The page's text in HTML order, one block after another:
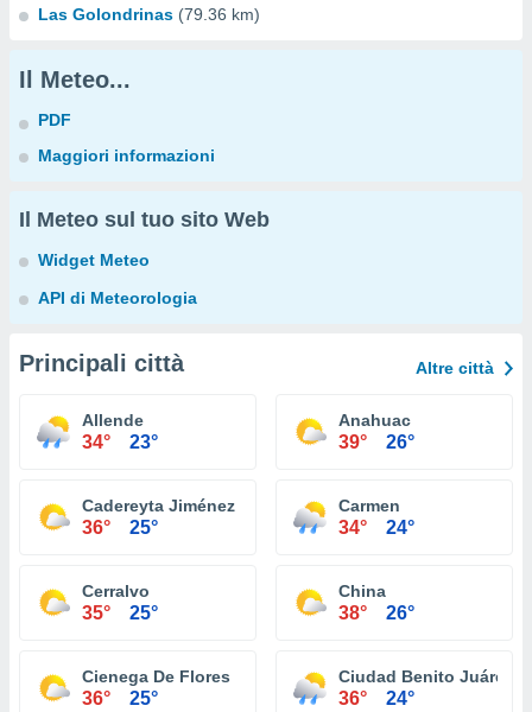
Las Golondrinas (79.36 km)
Il Meteo...
PDF
Maggiori informazioni
Il Meteo sul tuo sito Web
Widget Meteo
API di Meteorologia
Principali città Altre città
Allende
34° 23°
Anahuac
39° 26°
Cadereyta Jiménez
36° 25°
Carmen
34° 24°
Cerralvo
35° 25°
China
38° 26°
Cienega De Flores
36° 25°
Ciudad Benito Juárez
36° 24°